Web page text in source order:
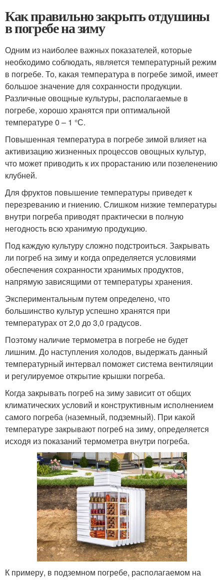
Как правильно закрыть отдушины
в погребе на зиму
Одним из наиболее важных показателей, которые
необходимо соблюдать, является температурный режим
в погребе. То, какая температура в погребе зимой, имеет
большое значение для сохранности продукции.
Различные овощные культуры, располагаемые в
погребе, хорошо хранятся при оптимальной
температуре 0 – 1 °С.
Повышенная температура в погребе зимой влияет на
активизацию жизненных процессов овощных культур,
что может приводить к их прорастанию или позеленению
клубней.
Для фруктов повышение температуры приведет к
перезреванию и гниению. Слишком низкие температуры
внутри погреба приводят практически в полную
негодность всю хранимую продукцию.
Под каждую культуру сложно подстроиться. Закрывать
ли погреб на зиму и когда определяется условиями
обеспечения сохранности хранимых продуктов,
напрямую зависящими от температуры хранения.
Экспериментальным путем определено, что
большинство культур успешно хранятся при
температурах от 2,0 до 3,0 градусов.
Поэтому наличие термометра в погребе не будет
лишним. До наступления холодов, выдержать данный
температурный интервал поможет система вентиляции
и регулируемое открытие крышки погреба.
Когда закрывать погреб на зиму зависит от общих
климатических условий и конструктивным исполнением
самого погреба (наземный, подземный). При какой
температуре закрывают погреб на зиму, определяется
исходя из показаний термометра внутри погреба.
К примеру, в подземном погребе, располагаемом на